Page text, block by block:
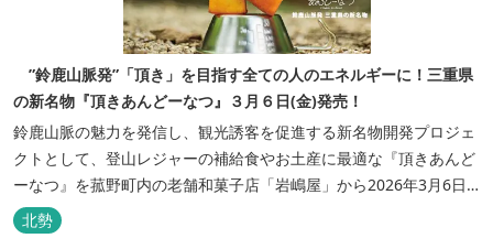
”鈴鹿山脈発”「頂き」を目指す全ての人のエネルギーに！三重県
の新名物『頂きあんどーなつ』３月６日(金)発売！
鈴鹿山脈の魅力を発信し、観光誘客を促進する新名物開発プロジェ
クトとして、登山レジャーの補給食やお土産に最適な『頂きあんど
ーなつ』を菰野町内の老舗和菓子店「岩嶋屋」から2026年3月6日
（金）より販売を開始いたしました。 ■商品コンセプト：自分だけ
の「頂き」を目指す人を応援 「山に登る目的が人それぞれであるよ
北勢